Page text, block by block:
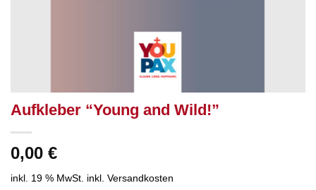
Aufkleber “Young and Wild!”
0,00 €
inkl. 19 % MwSt. inkl. Versandkosten